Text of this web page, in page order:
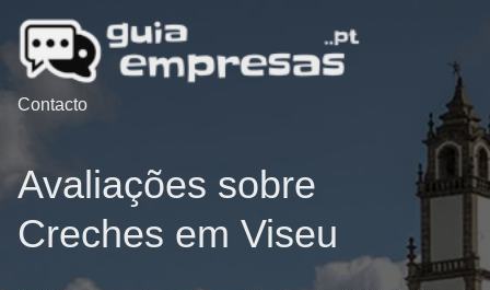
Contacto
Avaliações sobre
Creches em Viseu